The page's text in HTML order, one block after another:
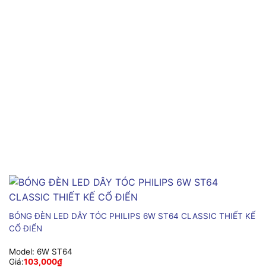
BÓNG ĐÈN LED DÂY TÓC PHILIPS 6W ST64 CLASSIC THIẾT KẾ
CỔ ĐIỂN
Model: 6W ST64
Giá:103,000₫